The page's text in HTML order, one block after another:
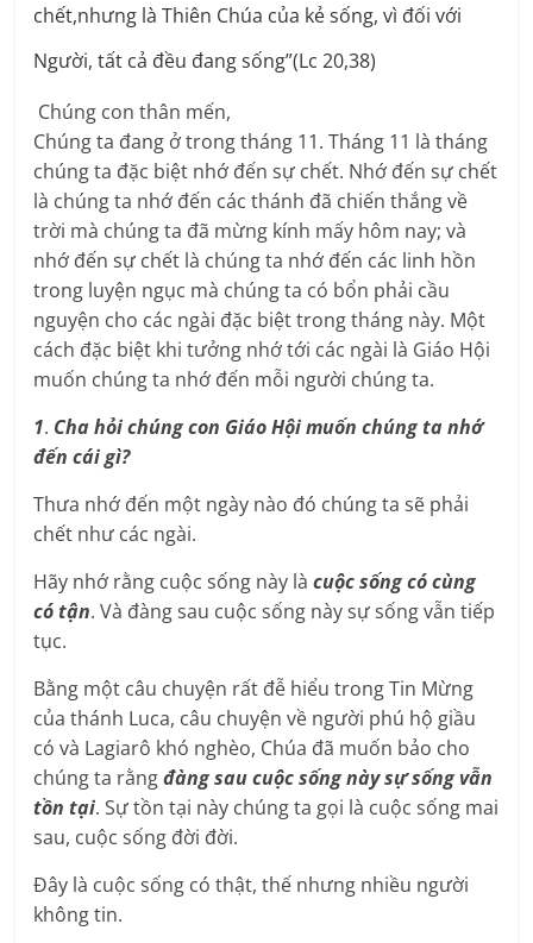
chết,nhưng là Thiên Chúa của kẻ sống, vì đối với
Người, tất cả đều đang sống”(Lc 20,38)
Chúng con thân mến,
Chúng ta đang ở trong tháng 11. Tháng 11 là tháng
chúng ta đặc biệt nhớ đến sự chết. Nhớ đến sự chết
là chúng ta nhớ đến các thánh đã chiến thắng về
trời mà chúng ta đã mừng kính mấy hôm nay; và
nhớ đến sự chết là chúng ta nhớ đến các linh hồn
trong luyện ngục mà chúng ta có bổn phải cầu
nguyện cho các ngài đặc biệt trong tháng này. Một
cách đặc biệt khi tưởng nhớ tới các ngài là Giáo Hội
muốn chúng ta nhớ đến mỗi người chúng ta.
1. Cha hỏi chúng con Giáo Hội muốn chúng ta nhớ
đến cái gì?
Thưa nhớ đến một ngày nào đó chúng ta sẽ phải
chết như các ngài.
Hãy nhớ rằng cuộc sống này làcuộc sống có cùng
có tận. Và đàng sau cuộc sống này sự sống vẫn tiếp
tục.
Bằng một câu chuyện rất đễ hiểu trong Tin Mừng
của thánh Luca, câu chuyện về người phú hộ giầu
có và Lagiarô khó nghèo, Chúa đã muốn bảo cho
chúng ta rằngđàng sau cuộc sống này sự sống vẫn
tồn tại. Sự tồn tại này chúng ta gọi là cuộc sống mai
sau, cuộc sống đời đời.
Đây là cuộc sống có thật, thế nhưng nhiều người
không tin.